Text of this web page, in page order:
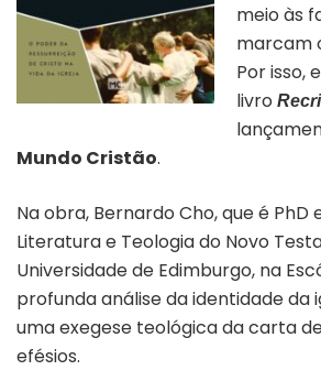
meio às
marcam
Por isso,
livro
Mundo Cristão.
Na obra, Bernardo Cho, que é PhD
Literatura e Teologia do Novo
Universidade de Edimburgo, na
profunda análise da identidade da
uma exegese teológica da carta
efésios.